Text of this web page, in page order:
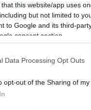
that this website/app uses
but not limited to
to Google and its third-
consent section.
Data Processing Opt Outs
opt-out of the Sharing of my